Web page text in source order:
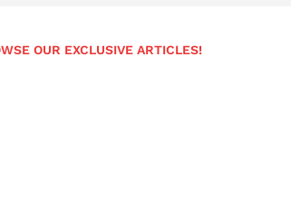
OUR EXCLUSIVE ARTICLES!